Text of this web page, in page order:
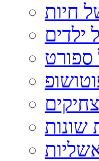
חיות
ילדים
ספורט
שונות